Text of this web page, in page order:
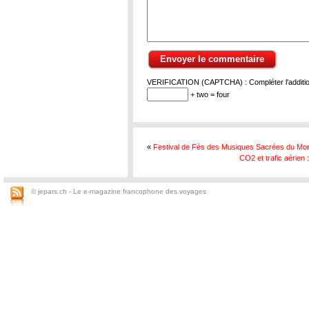
VERIFICATION (CAPTCHA) : Compléter
+ two = four
« Festival de Fès des Musiques Sacrées du
CO2 et trafic aérien
© jepars.ch - Le e-magazine francophone des voyages